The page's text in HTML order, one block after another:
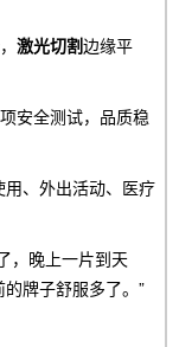
激光切割边缘平
安全测试，品质稳
、外出活动、医疗
，晚上一片到天
牌子舒服多了。”